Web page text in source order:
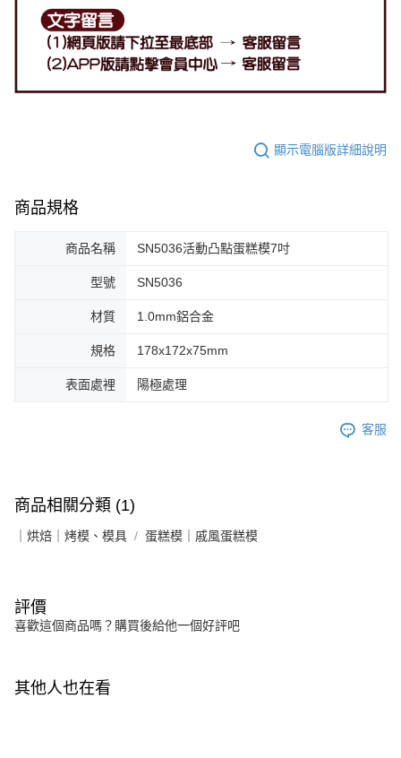
顯示電腦版詳細說明
商品規格
商品名稱 SN5036活動凸點蛋糕模7吋
型號 SN5036
材質 1.0mm鋁合金
規格 178x172x75mm
表面處裡 陽極處理
客服
商品相關分類 (1)
｜烘焙｜烤模、模具 蛋糕模｜戚風蛋糕模
評價
喜歡這個商品嗎？購買後給他一個好評吧
其他人也在看